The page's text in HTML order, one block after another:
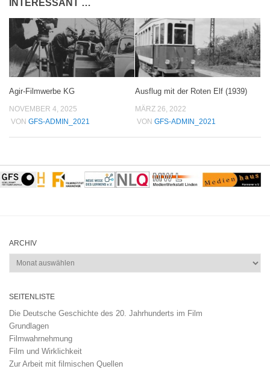
INTERESSANT …
Agir-Filmwerbe KG
NOVEMBER 4, 2025
VON GFS-ADMIN_2021
Ausflug mit der Roten Elf (1939)
MÄRZ 26, 2022
VON GFS-ADMIN_2021
ARCHIV
Archiv
SEITENLISTE
Die Deutsche Geschichte des 20. Jahrhunderts im Film
Grundlagen
Filmwahrnehmung
Film und Wirklichkeit
Zur Arbeit mit filmischen Quellen